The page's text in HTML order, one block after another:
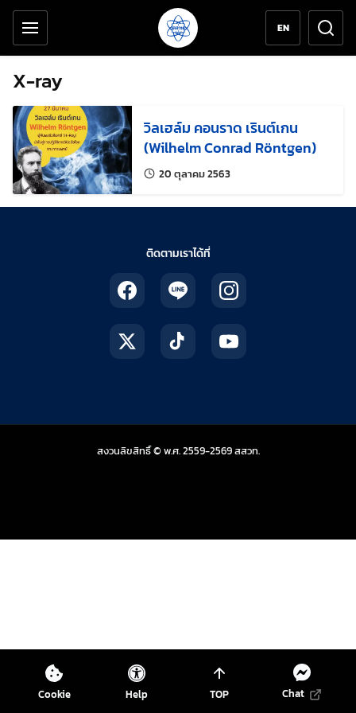
ข้ามไปยังเนื้อหาหลัก
เครื่องมือช่วยเหลือ
EN
X-ray
วิลเฮล์ม คอนราด เรินต์เกน
(Wilhelm Conrad Röntgen)
20 ตุลาคม 2563แก้ไขล่าสุดเมื่อ:
ติดตามเราได้ที่
สงวนลิขสิทธิ์ © พ.ศ. 2559-2569สสวท.สถาบันส่งเสริมการสอ
Cookie Help TOP Chat